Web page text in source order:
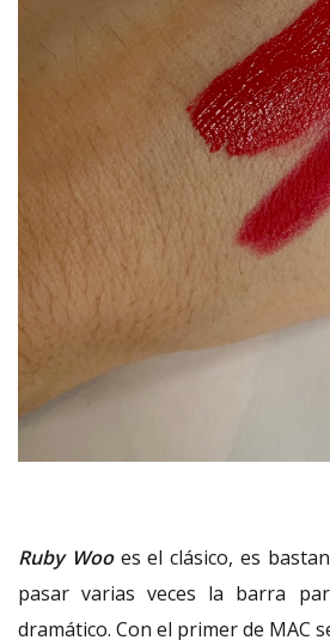
Ruby Wooes el clásico, es
pasar varias veces la barra
dramático. Con el primer de MAC